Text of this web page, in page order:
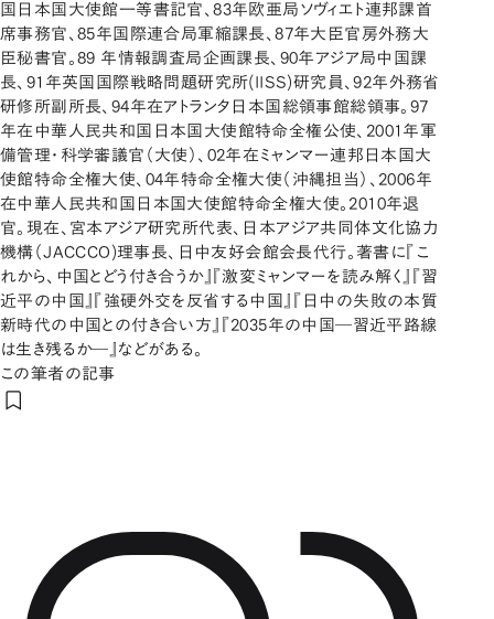
国日本国大使館一等書記官、83年欧亜局ソヴィエト連邦課首
席事務官、85年国際連合局軍縮課長、87年大臣官房外務大
臣秘書官。89 年情報調査局企画課長、90年アジア局中国課
長、91年英国国際戦略問題研究所(IISS)研究員、92年外務省
研修所副所長、94年在アトランタ日本国総領事館総領事。97
年在中華人民共和国日本国大使館特命全権公使、2001年軍
備管理・科学審議官（大使）、02年在ミャンマー連邦日本国大
使館特命全権大使、04年特命全権大使（沖縄担当）、2006年
在中華人民共和国日本国大使館特命全権大使。2010年退
官。現在、宮本アジア研究所代表、日本アジア共同体文化協力
機構（JACCCO)理事長、日中友好会館会長代行。著書に『こ
れから、中国とどう付き合うか』『激変ミャンマーを読み解く』『習
近平の中国』『強硬外交を反省する中国』『日中の失敗の本質
新時代の中国との付き合い方』『2035年の中国―習近平路線
は生き残るか―』などがある。
この筆者の記事